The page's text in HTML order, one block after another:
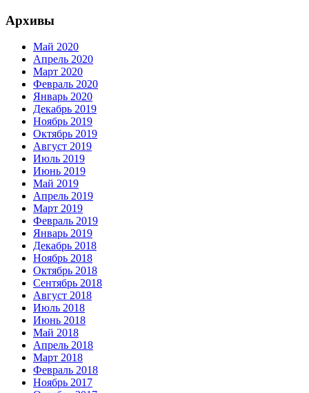
Архивы
Май 2020
Апрель 2020
Март 2020
Февраль 2020
Январь 2020
Декабрь 2019
Ноябрь 2019
Октябрь 2019
Август 2019
Июль 2019
Июнь 2019
Май 2019
Апрель 2019
Март 2019
Февраль 2019
Январь 2019
Декабрь 2018
Ноябрь 2018
Октябрь 2018
Сентябрь 2018
Август 2018
Июль 2018
Июнь 2018
Май 2018
Апрель 2018
Март 2018
Февраль 2018
Ноябрь 2017